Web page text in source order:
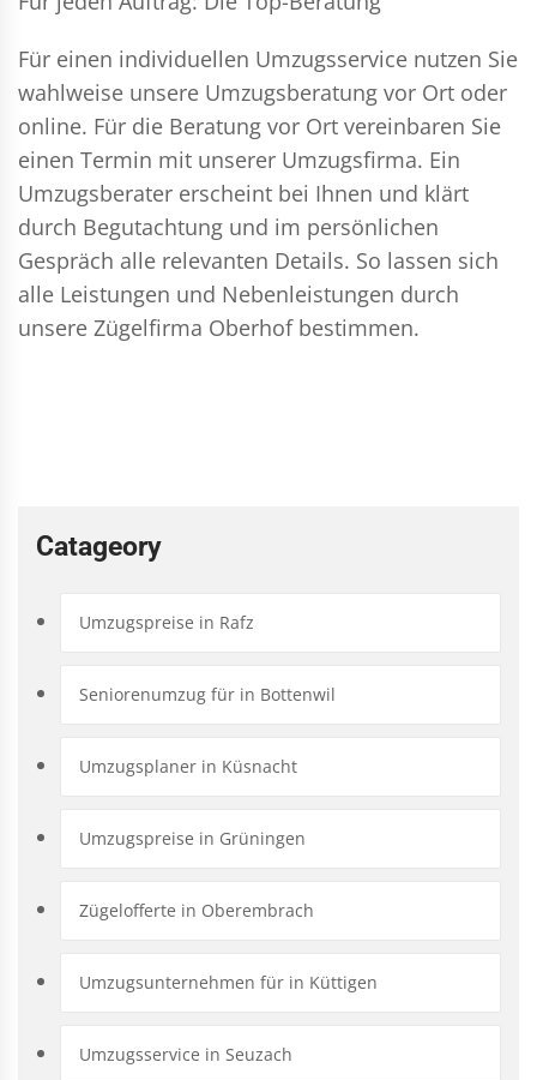
Für einen individuellen Umzugsservice nutzen Sie
wahlweise unsere Umzugsberatung vor Ort oder
online. Für die Beratung vor Ort vereinbaren Sie
einen Termin mit unserer Umzugsfirma. Ein
Umzugsberater erscheint bei Ihnen und klärt
durch Begutachtung und im persönlichen
Gespräch alle relevanten Details. So lassen sich
alle Leistungen und Nebenleistungen durch
unsere Zügelfirma Oberhof bestimmen.
Catageory
Umzugspreise in Rafz
Seniorenumzug für in Bottenwil
Umzugsplaner in Küsnacht
Umzugspreise in Grüningen
Zügelofferte in Oberembrach
Umzugsunternehmen für in Küttigen
Umzugsservice in Seuzach